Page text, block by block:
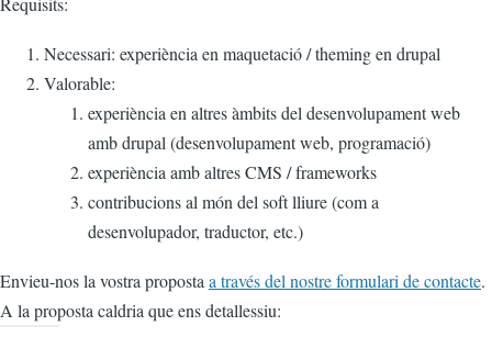
Necessari: experiència en maquetació / theming en drupal
Valorable:
experiència en altres àmbits del desenvolupament web
amb drupal (desenvolupament web, programació)
experiència amb altres CMS / frameworks
contribucions al món del soft lliure (com a
desenvolupador, traductor, etc.)
Envieu-nos la vostra proposta a través del nostre formulari de contacte.
A la proposta caldria que ens detallessiu: